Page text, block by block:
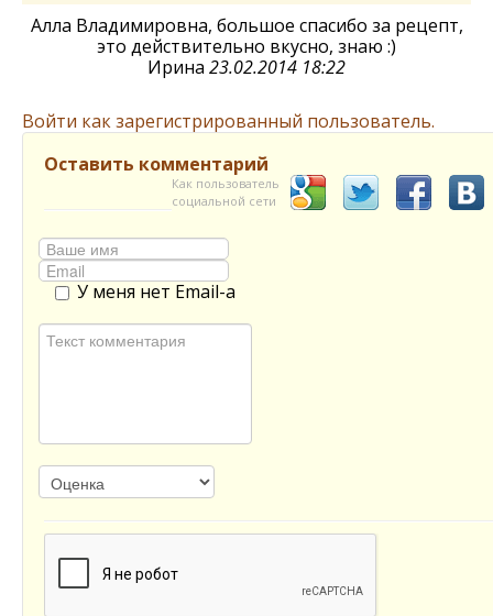
Алла Владимировна, большое спасибо за рецепт,
это действительно вкусно, знаю :)
Ирина 23.02.2014 18:22
Войти как зарегистрированный пользователь.
Оставить комментарий
Как пользователь
социальной сети
У меня нет Email-а